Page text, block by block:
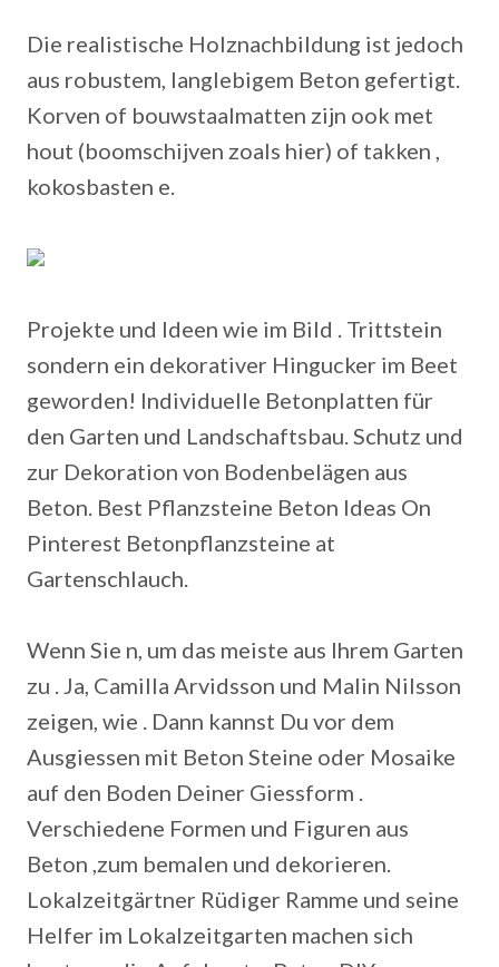
Die realistische Holznachbildung ist jedoch
aus robustem, langlebigem Beton gefertigt.
Korven of bouwstaalmatten zijn ook met
hout (boomschijven zoals hier) of takken ,
kokosbasten e.
Projekte und Ideen wie im Bild . Trittstein
sondern ein dekorativer Hingucker im Beet
geworden! Individuelle Betonplatten für
den Garten und Landschaftsbau.Schutz und
zur Dekoration von Bodenbelägen aus
Beton. Best Pflanzsteine Beton Ideas On
Pinterest Betonpflanzsteine at
Gartenschlauch.
Wenn Sie n, um das meiste aus Ihrem Garten
zu . Ja, Camilla Arvidsson und Malin Nilsson
zeigen, wie . Dann kannst Du vor dem
Ausgiessen mit Beton Steine oder Mosaike
auf den Boden Deiner Giessform .
Verschiedene Formen und Figuren aus
Beton ,zum bemalen und dekorieren.
Lokalzeitgärtner Rüdiger Ramme und seine
Helfer im Lokalzeitgarten machen sich